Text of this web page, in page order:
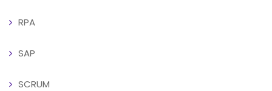
RPA
SAP
SCRUM